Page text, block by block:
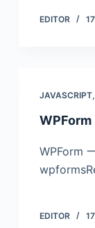
EDITOR
JAVASCRIPT,
WPForm
WPForm
EDITOR